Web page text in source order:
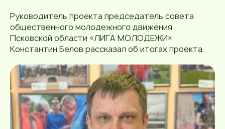
Руководитель проекта председатель совета
общественного молодежного движения
Псковской области «ЛИГА МОЛОДЕЖИ»
Константин Белов рассказал об итогах проекта.